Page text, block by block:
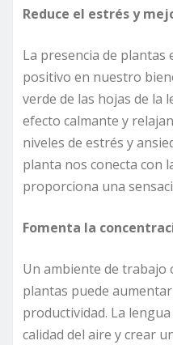
Reduce el estrés y
La presencia de
positivo en nuestro
verde de las hojas de la
efecto calmante y
niveles de estrés y
planta nos conecta con
proporciona una
Fomenta la
Un ambiente de trabajo
plantas puede
productividad. La
calidad del aire y crear